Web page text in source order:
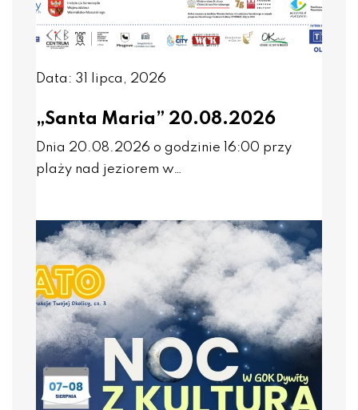
Data: 31 lipca, 2026
„Santa Maria” 20.08.2026
Dnia 20.08.2026 o godzinie 16:00 przy
plaży nad jeziorem w…